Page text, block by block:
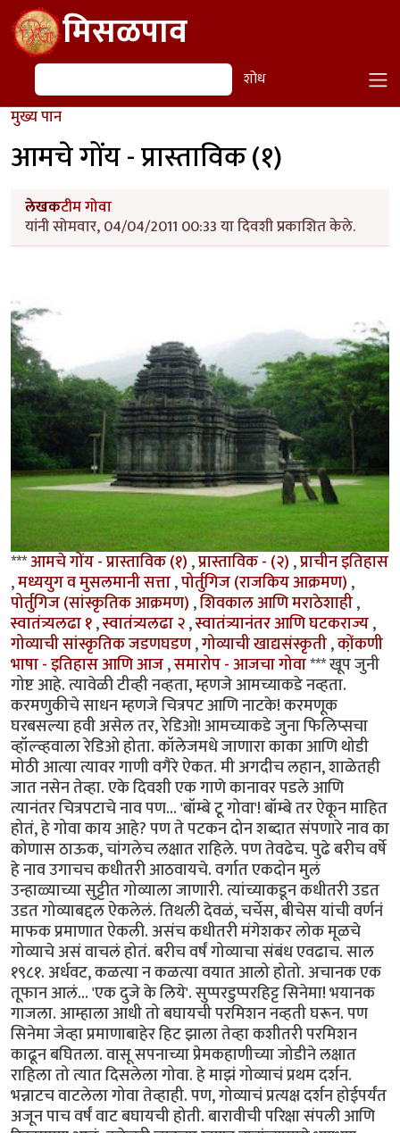
Skip to main contentमिसळपाव
शोध शोध
मुख्य पान
आमचे गोंय - प्रास्ताविक (१)
लेखकटीम गोवा
यांनी सोमवार, 04/04/2011 00:33 या दिवशी प्रकाशित केले.
***आमचे गोंय - प्रास्ताविक (१),प्रास्ताविक - (२),प्राचीन इतिहास
,मध्ययुग व मुसलमानी सत्ता,पोर्तुगिज (राजकिय आक्रमण),
पोर्तुगिज (सांस्कृतिक आक्रमण),शिवकाल आणि मराठेशाही,
स्वातंत्र्यलढा १,स्वातंत्र्यलढा २,स्वातंत्र्यानंतर आणि घटकराज्य,
गोव्याची सांस्कृतिक जडणघडण,गोव्याची खाद्यसंस्कृती,को़ंकणी
भाषा - इतिहास आणि आज,समारोप - आजचा गोवा*** खूप जुनी
गोष्ट आहे. त्यावेळी टीव्ही नव्हता, म्हणजे आमच्याकडे नव्हता.
करमणुकीचे साधन म्हणजे चित्रपट आणि नाटके! करमणूक
घरबसल्या हवी असेल तर, रेडिओ! आमच्याकडे जुना फिलिप्सचा
व्हॉल्व्हवाला रेडिओ होता. कॉलेजमधे जाणारा काका आणि थोडी
मोठी आत्या त्यावर गाणी वगैरे ऐकत. मी अगदीच लहान, शाळेतही
जात नसेन तेव्हा. एके दिवशी एक गाणे कानावर पडले आणि
त्यानंतर चित्रपटाचे नाव पण... 'बॉम्बे टू गोवा'! बॉम्बे तर ऐकून माहित
होतं, हे गोवा काय आहे? पण ते पटकन दोन शब्दात संपणारे नाव का
कोणास ठाऊक, चांगलेच लक्षात राहिले. पण तेवढेच. पुढे बरीच वर्षे
हे नाव उगाचच कधीतरी आठवायचे. वर्गात एकदोन मुलं
उन्हाळ्याच्या सुट्टीत गोव्याला जाणारी. त्यांच्याकडून कधीतरी उडत
उडत गोव्याबद्दल ऐकलेलं. तिथली देवळं, चर्चेस, बीचेस यांची वर्णनं
माफक प्रमाणात ऐकली. असंच कधीतरी मंगेशकर लोक मूळचे
गोव्याचे असं वाचलं होतं. बरीच वर्षं गोव्याचा संबंध एवढाच. साल
१९८१. अर्धवट, कळत्या न कळत्या वयात आलो होतो. अचानक एक
तूफान आलं... 'एक दुजे के लिये'. सुप्परडुप्परहिट्ट सिनेमा! भयानक
गाजला. आम्हाला आधी तो बघायची परमिशन नव्हती घरून. पण
सिनेमा जेव्हा प्रमाणाबाहेर हिट झाला तेव्हा कशीतरी परमिशन
काढून बघितला. वासू सपनाच्या प्रेमकहाणीच्या जोडीने लक्षात
राहिला तो त्यात दिसलेला गोवा. हे माझं गोव्याचं प्रथम दर्शन.
भन्नाटच वाटलेला गोवा तेव्हाही. पण, गोव्याचं प्रत्यक्ष दर्शन होईपर्यंत
अजून पाच वर्षं वाट बघायची होती. बारावीची परिक्षा संपली आणि